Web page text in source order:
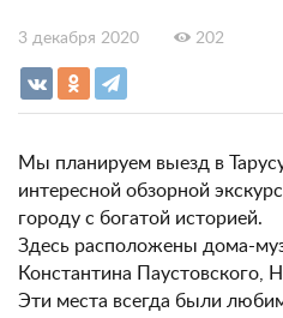
3 декабря 2020 202
Мы планируем выезд в
интересной обзорной
городу с богатой историей.
Здесь расположены дома-
Константина Паустовского,
Эти места всегда были